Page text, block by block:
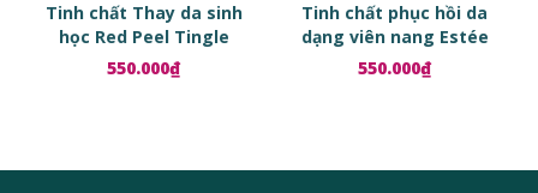
Tinh chất Thay da sinh
học Red Peel Tingle
Serum
550.000₫
Tinh chất phục hồi da
dạng viên nang Estée
Lauder Advanced Night
Repair Ampoules
550.000₫